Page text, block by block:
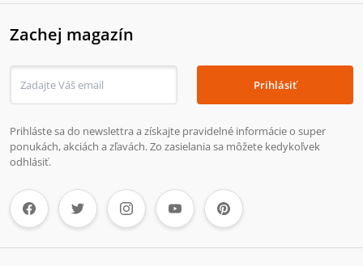
Zachej magazín
Prihlásiť
Prihláste sa do newslettra a získajte pravidelné informácie o super
ponukách, akciách a zľavách. Zo zasielania sa môžete kedykoľvek
odhlásiť.